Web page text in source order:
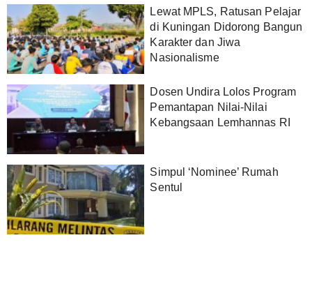
Lewat MPLS, Ratusan Pelajar
di Kuningan Didorong Bangun
Karakter dan Jiwa
Nasionalisme
Dosen Undira Lolos Program
Pemantapan Nilai-Nilai
Kebangsaan Lemhannas RI
Simpul ‘Nominee’ Rumah
Sentul